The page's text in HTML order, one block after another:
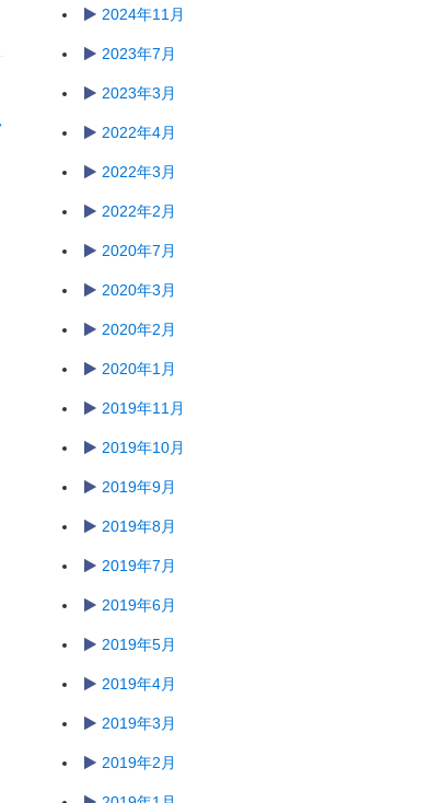
2024年11月
2023年7月
2023年3月
2022年4月
2022年3月
2022年2月
2020年7月
2020年3月
2020年2月
2020年1月
2019年11月
2019年10月
2019年9月
2019年8月
2019年7月
2019年6月
2019年5月
2019年4月
2019年3月
2019年2月